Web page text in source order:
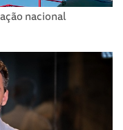
nacional